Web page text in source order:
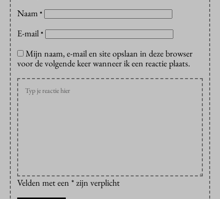
Naam *
E-mail *
Mijn naam, e-mail en site opslaan in deze browser
voor de volgende keer wanneer ik een reactie plaats.
Velden met een * zijn verplicht